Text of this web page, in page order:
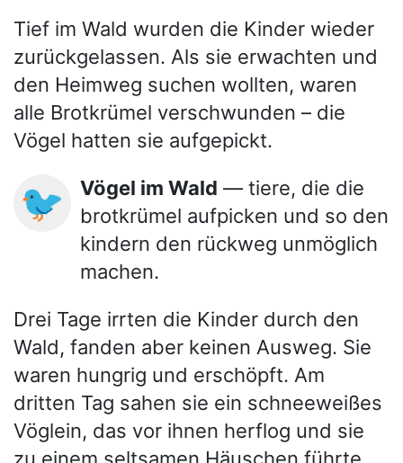
Tief im Wald wurden die Kinder wieder
zurückgelassen. Als sie erwachten und
den Heimweg suchen wollten, waren
alle Brotkrümel verschwunden – die
Vögel hatten sie aufgepickt.
🐦 Vögel im Wald — tiere, die die
brotkrümel aufpicken und so den
kindern den rückweg unmöglich
machen.
Drei Tage irrten die Kinder durch den
Wald, fanden aber keinen Ausweg. Sie
waren hungrig und erschöpft. Am
dritten Tag sahen sie ein schneeweißes
Vöglein, das vor ihnen herflog und sie